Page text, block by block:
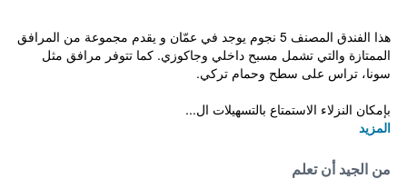
هذا الفندق المصنف 5 نجوم يوجد في عمّان و يقدم مجموعة من المرافق
الممتازة والتي تشمل مسبح داخلي وجاكوزي. كما تتوفر مرافق مثل
سونا، تراس على سطح وحمام تركي.
بإمكان النزلاء الاستمتاع بالتسهيلات ال...
المزيد
من الجيد أن تعلم